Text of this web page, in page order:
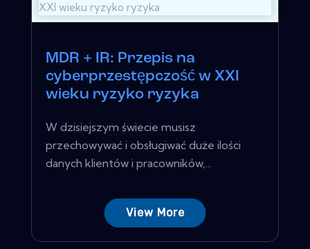
MDR + IR: Przepis na
cyberprzestępczość w XXI
wieku ryzyko ryzyka
W dzisiejszym świecie musisz
przechowywać i obsługiwać duże ilości
danych klientów i pracowników,...
View More